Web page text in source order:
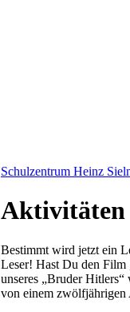
Schulzentrum Heinz
Aktivitäten
Bestimmt wird jetzt ein
Leser! Hast Du den Film
unseres „Bruder Hitlers“
von einem zwölfjährigen